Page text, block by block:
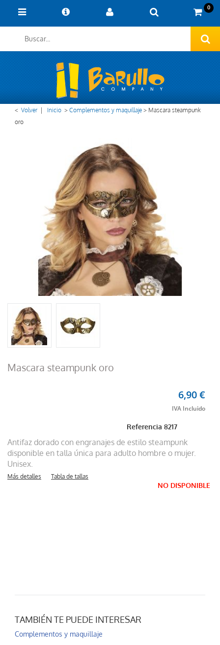
0
< Volver Inicio >Complementos y maquillaje> Mascara steampunk
oro
Mascara steampunk oro
Referencia8217
6,90 €
Antifaz dorado con engranajes de estilo steampunk
disponible en talla única para adulto hombre o mujer.
Unisex.
Más detalles Tabla de tallas
NO DISPONIBLE
TAMBIÉN TE PUEDE INTERESAR
Complementos y maquillaje